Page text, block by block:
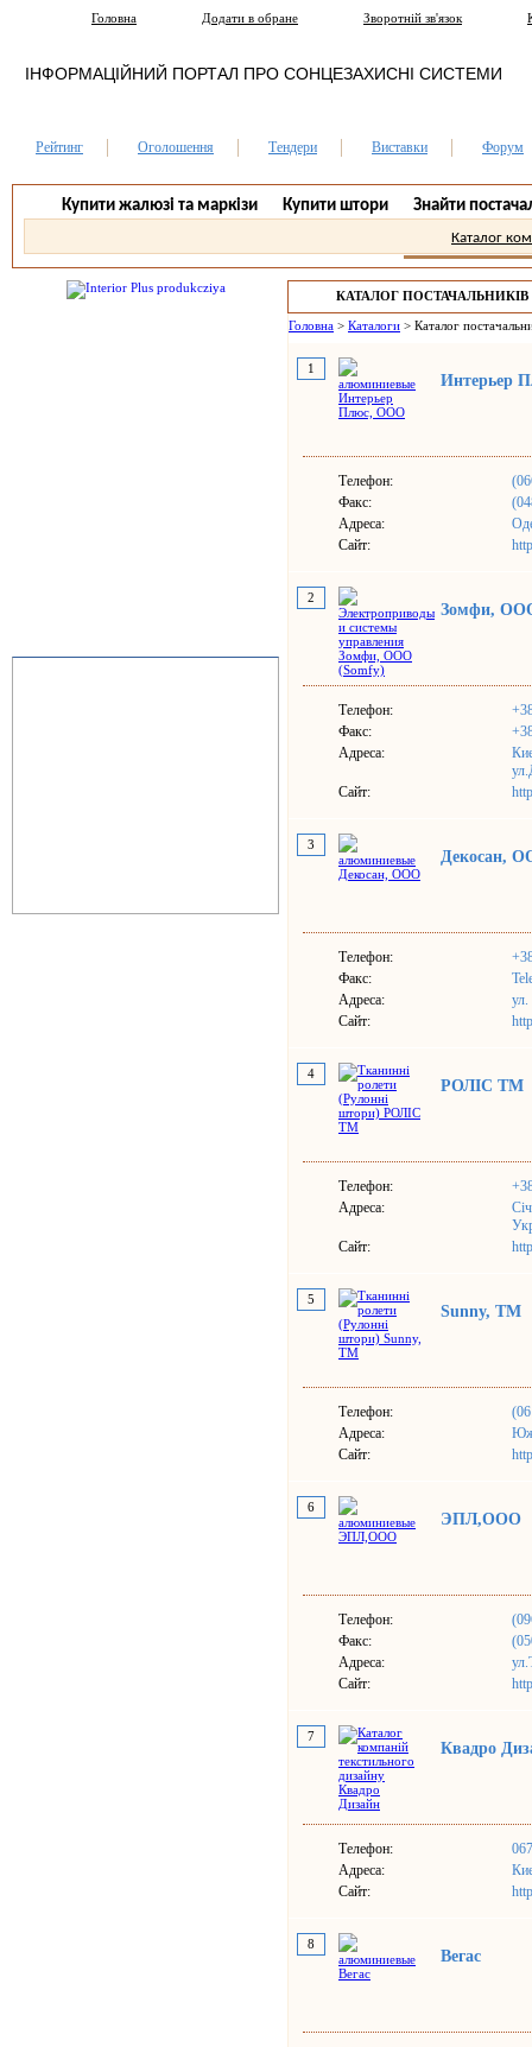
Головна Додати в обране Зворотній зв'язок
ІНФОРМАЦІЙНИЙ ПОРТАЛ ПРО СОНЦЕЗАХИСНІ СИСТЕМИ
Рейтинг Оголошення Тендери Виставки Форум
Купити жалюзі та маркізи Купити штори Знайти
Каталог
КАТАЛОГ ПОСТАЧАЛЬНИКІВ
Головна > Каталоги > Каталог
1
Интерьер
Телефон:
Факс:
Адреса:
Сайт:
2
Зомфи,
Телефон:
Факс:
Адреса:
Сайт:
3
Декосан,
Телефон:
Факс:
Адреса:
Сайт:
4
РОЛІС ТМ
Телефон:
Адреса:
Сайт:
5
Sunny, TM
Телефон:
Адреса:
Сайт:
6
ЭПЛ,ООО
Телефон:
Факс:
Адреса:
Сайт:
7
Квадро
Телефон:
Адреса:
Сайт:
8
Вегас